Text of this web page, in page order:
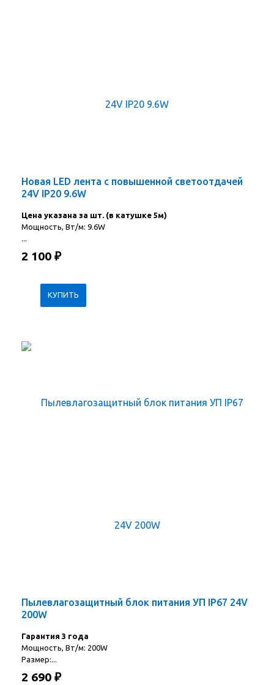
Новая LED лента с повышенной светоотдачей
24V IP20 9.6W
Цена указана за шт. (в катушке 5м)
Мощность, Вт/м: 9.6W
...
2 100 ₽
Пылевлагозащитный блок питания УП IP67 24V
200W
Гарантия 3 года
Мощность, Вт/м: 200W
Размер:...
2 690 ₽